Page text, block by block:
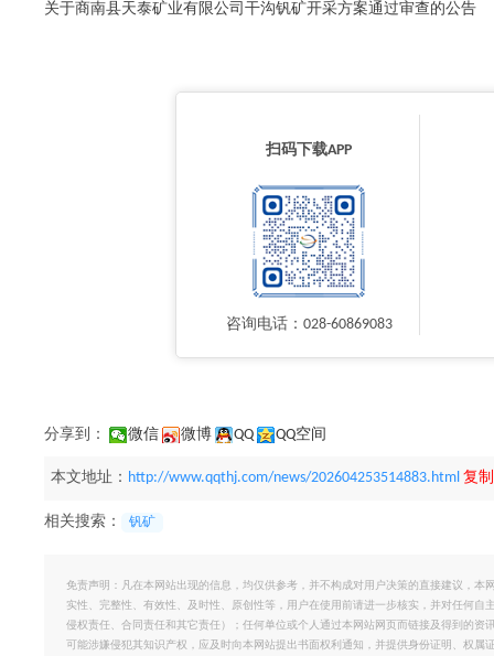
关于商南县天泰矿业有限公司干沟钒矿开采方案通过审查的公告
扫码下载APP
咨询电话：028-60869083
分享到： 微信 微博 QQ QQ空间
本文地址： http://www.qqthj.com/news/202604253514883.html 复
相关搜索： 钒矿
免责声明：凡在本网站出现的信息，均仅供参考，并不构成对用户决策的直接建议，
实性、完整性、有效性、及时性、原创性等，用户在使用前请进一步核实，并对任何
侵权责任、合同责任和其它责任）；任何单位或个人通过本网站网页而链接及得到的
可能涉嫌侵犯其知识产权，应及时向本网站提出书面权利通知，并提供身份证明、权